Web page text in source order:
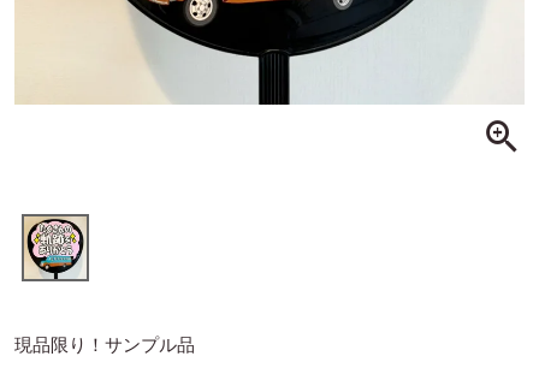
現品限り！サンプル品